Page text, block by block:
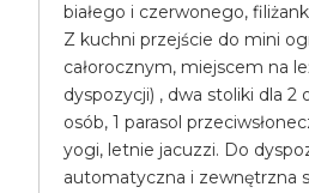
białego i czerwonego,
Z kuchni przejście do mini
całorocznym, miejscem na
dyspozycji) , dwa stoliki dla 2
osób, 1 parasol
yogi, letnie jacuzzi. Do
automatyczna i zewnętrzna